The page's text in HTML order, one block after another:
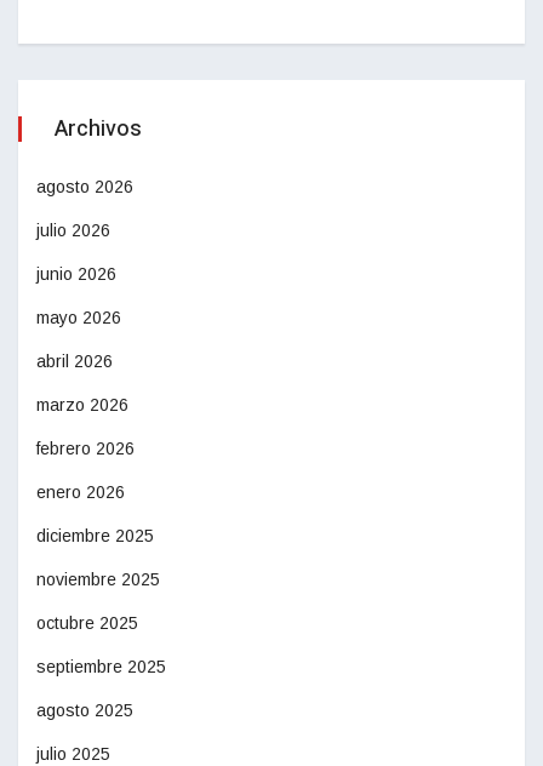
Archivos
agosto 2026
julio 2026
junio 2026
mayo 2026
abril 2026
marzo 2026
febrero 2026
enero 2026
diciembre 2025
noviembre 2025
octubre 2025
septiembre 2025
agosto 2025
julio 2025